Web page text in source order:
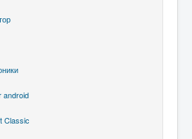
android
Classic